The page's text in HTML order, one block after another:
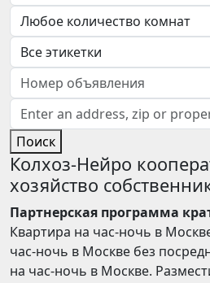
Поиск
Колхоз-Нейро
хозяйство
Партнерская программа
Квартира на час-ночь в
час-ночь в Москве без
на час-ночь в Москве.